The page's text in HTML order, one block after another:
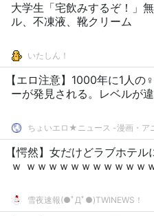
大学生「宅飲みするぞ！」
ル、不凍液、靴クリーム
いたしん！
【エロ注意】1000年に1人の
ーが発見される。レベルが
【愕然】女だけどラブホテ
ｗ ｗｗｗｗｗｗｗｗｗｗｗ
雪夜速報(●ﾟДﾟ●)TWINEWS！